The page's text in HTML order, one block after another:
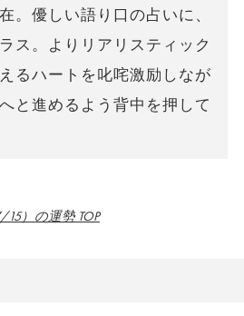
。優しい語り口の占いに、
ス。よりリアリスティック
るハートを叱咤激励しなが
と進めるよう背中を押して
）の運勢 TOP